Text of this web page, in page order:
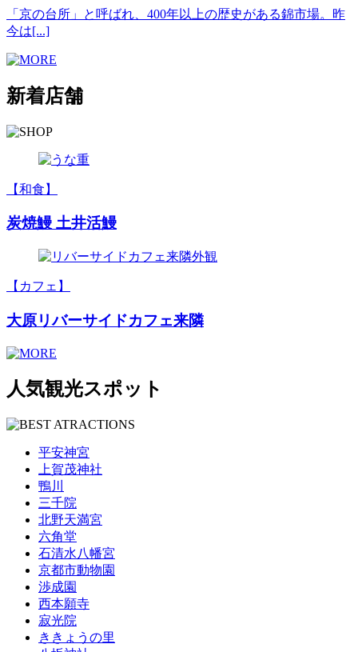
「京の台所」と呼ばれ、400年以上の歴史がある錦市場。昨
今は[...]
新着店舗
【和食】
炭焼鰻 土井活鰻
【カフェ】
大原リバーサイドカフェ来隣
人気観光スポット
平安神宮
上賀茂神社
鴨川
三千院
北野天満宮
六角堂
石清水八幡宮
京都市動物園
渉成園
西本願寺
寂光院
ききょうの里